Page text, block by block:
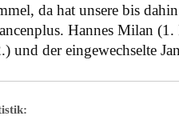
da hat unsere bis
Hannes Milan
und der eingewechselte